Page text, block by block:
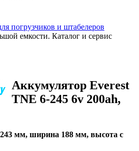
погрузчиков и штабелеров
емкости. Каталог и сервис
Аккумулятор Everest
TNE 6-245 6v 200ah,
мм, ширина 188 мм, высота с